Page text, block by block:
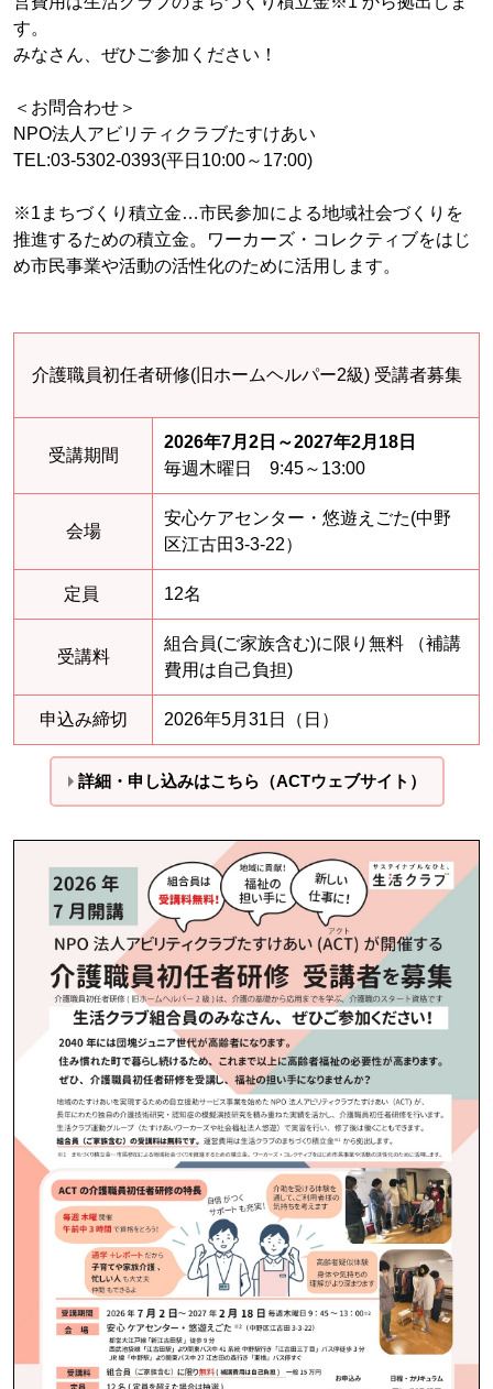
す。
みなさん、ぜひご参加ください！
＜お問合わせ＞
NPO法人アビリティクラブたすけあい
TEL:03-5302-0393(平日10:00～17:00)
※1まちづくり積立金…市民参加による地域社会づくりを
推進するための積立金。ワーカーズ・コレクティブをはじ
め市民事業や活動の活性化のために活用します。
介護職員初任者研修(旧ホームヘルパー2級) 受講者募集
受講期間
2026年7月2日～2027年2月18日
毎週木曜日 9:45～13:00
会場
安心ケアセンター・悠遊えごた(中野
区江古田3-3-22）
定員 12名
受講料
組合員(ご家族含む)に限り無料 （補講
費用は自己負担)
申込み締切 2026年5月31日（日）
詳細・申し込みはこちら（ACTウェブサイト）